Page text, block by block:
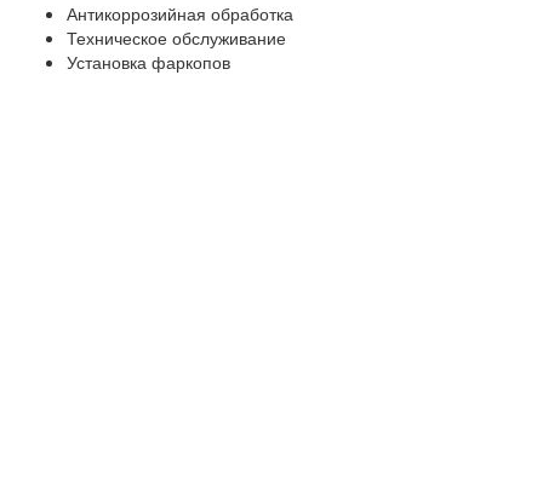
Антикоррозийная обработка
Техническое обслуживание
Установка фаркопов